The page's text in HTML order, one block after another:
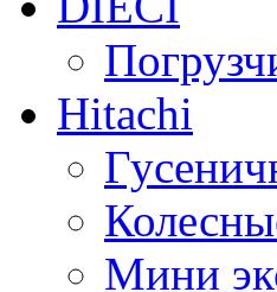
Hitachi
Мини